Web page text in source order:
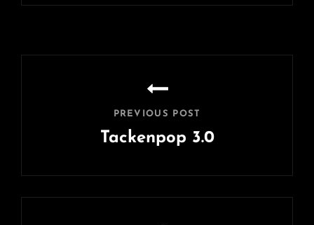
PREVIOUS POST
Tackenpop 3.0
Post